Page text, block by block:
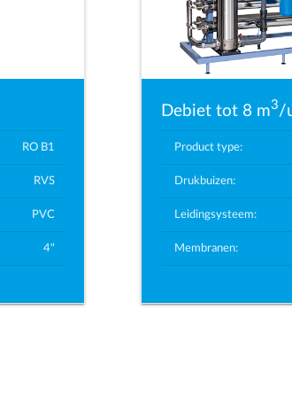
RO B1
RVS
PVC
4"
Debiet tot 8 m3/
Product type:
Drukbuizen:
Leidingsysteem:
Membranen: